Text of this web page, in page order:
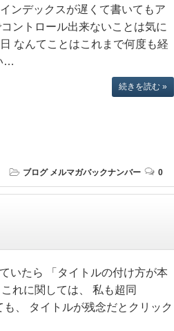
ンデックスが遅くて書いてもア
ントロール出来ないことは気に
なんてことはこれまで何度も経
…
続きを読む »
ブログ メルマガバックナンバー 0
いたら 「タイトルの付け方が本
れに関しては、 私も超同
、 タイトルが残念だとクリック